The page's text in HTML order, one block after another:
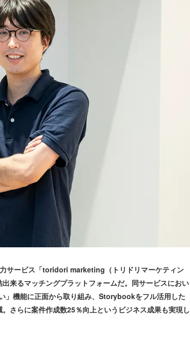
サービス「toridori marketing（トリドリマーケティン
来るマッチングプラットフォームだ。同サービスにおい
」機能に正面から取り組み、Storybookをフル活用した
さらに案件作成数25％向上というビジネス成果も実現し